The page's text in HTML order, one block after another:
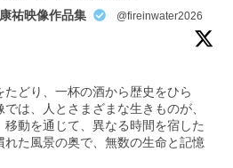
祐映像作品集
@fireinwater2026
たどり、一杯の酒から歴史をひら
は、人とさまざまな生きものが、
移動を通じて、異なる時間を宿した
れた風景の奥で、無数の生命と記憶